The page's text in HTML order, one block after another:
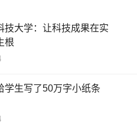
技大学：让科技成果在实
根
学生写了50万字小纸条